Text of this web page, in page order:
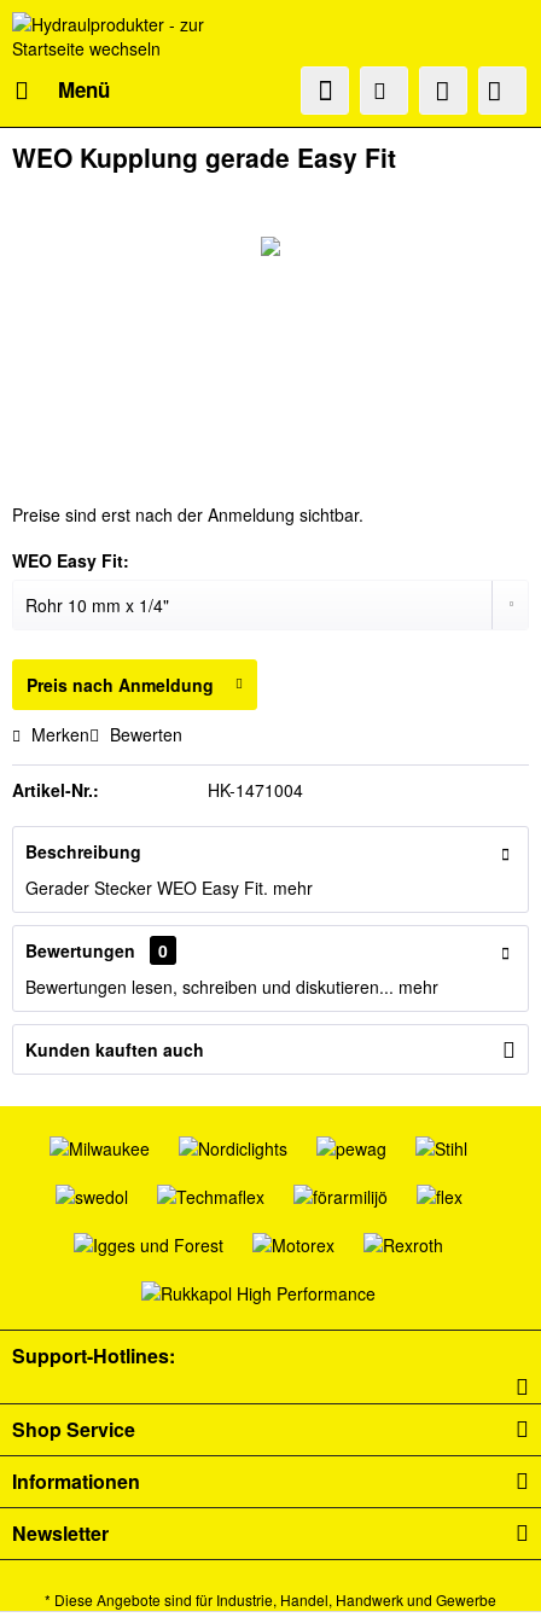
Menü
WEO Kupplung gerade Easy Fit
Preise sind erst nach der Anmeldung sichtbar.
WEO Easy Fit:
Preis nach Anmeldung
Merken Bewerten
Artikel-Nr.: HK-1471004
Beschreibung
Gerader Stecker WEO Easy Fit. mehr
Bewertungen
0
Bewertungen lesen, schreiben und diskutieren... mehr
Kunden kauften auch
Support-Hotlines:
Shop Service
Informationen
Newsletter
* Diese Angebote sind für Industrie, Handel, Handwerk und Gewerbe